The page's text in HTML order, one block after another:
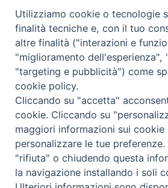
Scrivici
Copyright © 2019 - Tutti i
Trentina Editrice
Privacy Policy
Utilizziamo cookie o tecnologie
finalità tecniche e, con il tuo
altre finalità ("interazioni e
"miglioramento dell'esperienza",
"targeting e pubblicità") come
cookie policy.
Cliccando su "accetta"
cookie. Cliccando su
maggiori informazioni sui
personalizzare le tue
"rifiuta" o chiudendo questa
la navigazione installando i soli